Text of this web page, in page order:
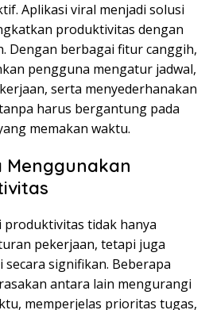
Aplikasi viral menjadi solusi
produktivitas dengan
Dengan berbagai fitur canggih,
pengguna mengatur jadwal,
serta menyederhanakan
harus bergantung pada
memakan waktu.
tidak hanya
pekerjaan, tetapi juga
signifikan. Beberapa
antara lain mengurangi
memperjelas prioritas tugas,